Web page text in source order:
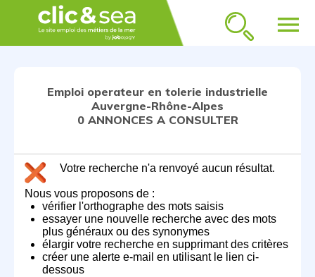
menu
Emploi operateur en tolerie industrielle
Auvergne-Rhône-Alpes
0 ANNONCES A CONSULTER
Votre recherche n'a renvoyé aucun résultat.
Nous vous proposons de :
vérifier l'orthographe des mots saisis
essayer une nouvelle recherche avec des mots
plus généraux ou des synonymes
élargir votre recherche en supprimant des critères
créer une alerte e-mail en utilisant le lien ci-
dessous